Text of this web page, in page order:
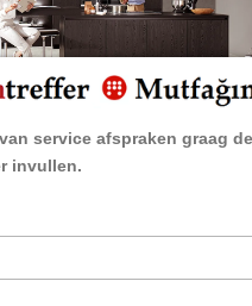
service afspraken graag
invullen.